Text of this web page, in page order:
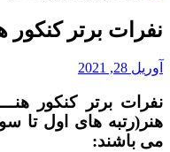
نفرات برتر کنکور
آوریل 28, 2021
نفرات برتر کنکور
هنر(رتبه های اول تا
می باشند: